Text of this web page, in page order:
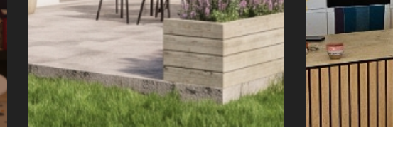
office@tector-atelier.cz +420 775 996 300